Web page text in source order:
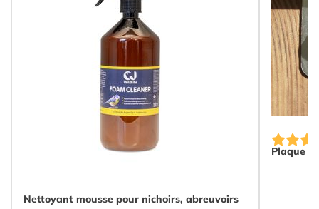
Nettoyant mousse pour nichoirs, abreuvoirs
Plaque